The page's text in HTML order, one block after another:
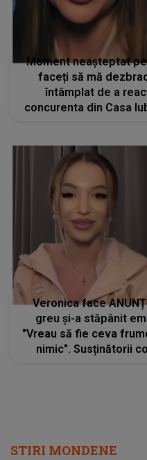
Moment neașteptat pe
faceți să mă
întâmplat de a
concurenta din Casa
Veronica face
greu și-a stăpânit
"Vreau să fie ceva
nimic". Susținătorii
STIRI MONDENE